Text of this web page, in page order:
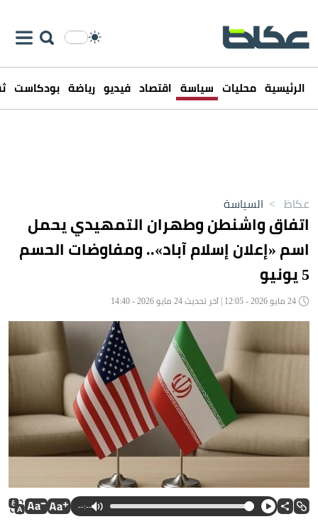
الرئيسية محليات سياسة اقتصاد فيديو رياضة بودكاست
عكاظ > السياسة
اتفاق واشنطن وطهران التمهيدي يحمل
اسم «إعلان إسلام آباد».. ومفاوضات الحسم
5 يونيو
--:--